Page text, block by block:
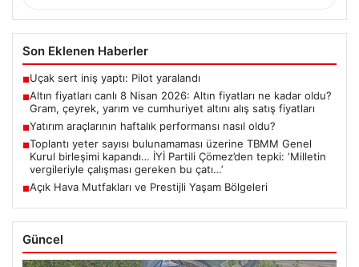
Son Eklenen Haberler
■Uçak sert iniş yaptı: Pilot yaralandı
■Altın fiyatları canlı 8 Nisan 2026: Altın fiyatları ne kadar oldu?
Gram, çeyrek, yarım ve cumhuriyet altını alış satış fiyatları
■Yatırım araçlarının haftalık performansı nasıl oldu?
■Toplantı yeter sayısı bulunamaması üzerine TBMM Genel
Kurul birleşimi kapandı… İYİ Partili Çömez’den tepki: ‘Milletin
vergileriyle çalışması gereken bu çatı…’
■Açık Hava Mutfakları ve Prestijli Yaşam Bölgeleri
Güncel